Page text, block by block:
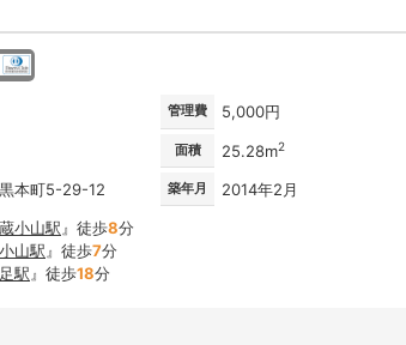
管理費 5,000円
面積 25.28m2
本町5-29-12 築年月 2014年2月
小山駅 』徒歩8分
山駅 』徒歩7分
駅 』徒歩18分